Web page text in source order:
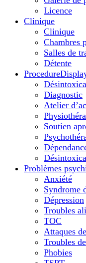
Licence
Сlinique
Сlinique
Chambres
Salles de
Détente
Procedure
Diagnostic
Atelier
Soutien
Problèmes
Anxiété
Syndrome
Dépression
Troubles
TOC
Attaques
Troubles
Phobies